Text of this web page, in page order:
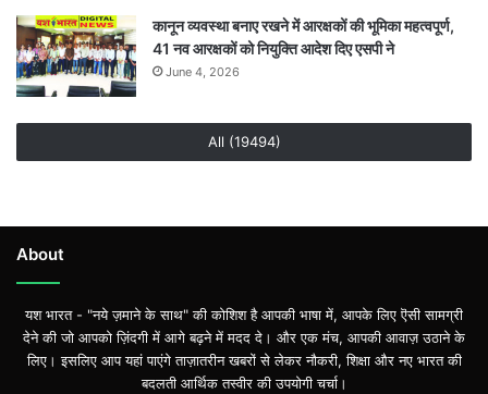
कानून व्यवस्था बनाए रखने में आरक्षकों की भूमिका महत्वपूर्ण,
41 नव आरक्षकों को नियुक्ति आदेश दिए एसपी ने
June 4, 2026
All (19494)
About
यश भारत - "नये ज़माने के साथ" की कोशिश है आपकी भाषा में, आपके लिए ऎसी सामग्री
देने की जो आपको ज़िंदगी में आगे बढ़ने में मदद दे। और एक मंच, आपकी आवाज़ उठाने के
लिए। इसलिए आप यहां पाएंगे ताज़ातरीन खबरों से लेकर नौकरी, शिक्षा और नए भारत की
बदलती आर्थिक तस्वीर की उपयोगी चर्चा।